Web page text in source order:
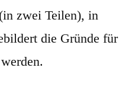
zwei Teilen), in
die Gründe für